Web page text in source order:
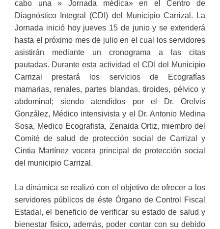
cabo una » Jornada médica» en el Centro de
Diagnóstico Integral (CDI) del Municipio Carrizal. La
Jornada inició hoy jueves 15 de junio y se extenderá
hasta el próximo mes de julio en el cual los servidores
asistirán mediante un cronograma a las citas
pautadas. Durante esta actividad el CDI del Municipio
Carrizal prestará los servicios de Ecografías
mamarias, renales, partes blandas, tiroides, pélvico y
abdominal; siendo atendidos por el Dr. Orelvis
González, Médico intensivista y el Dr. Antonio Medina
Sosa, Medico Ecografista, Zenaida Ortiz, miembro del
Comité de salud de protección social de Carrizal y
Cintia Martínez vocera principal de protección social
del municipio Carrizal.
La dinámica se realizó con el objetivo de ofrecer a los
servidores públicos de éste Órgano de Control Fiscal
Estadal, el beneficio de verificar su estado de salud y
bienestar físico, además, poder contar con su debido